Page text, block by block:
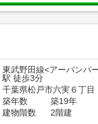
東武野田線<アーバンパ
駅 徒歩3分
千葉県松戸市六実６丁目
築年数
築19年
建物階数
2階建